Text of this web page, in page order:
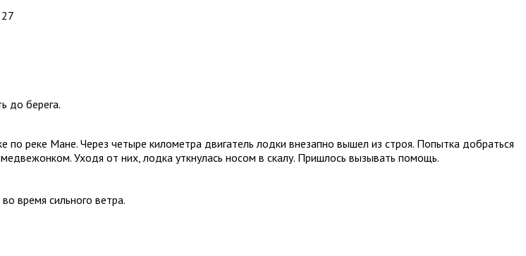
до берега.
реке Мане. Через четыре километра двигатель лодки внезапно вышел из строя. Попытка добраться
Уходя от них, лодка уткнулась носом в скалу. Пришлось вызывать помощь.
время сильного ветра.